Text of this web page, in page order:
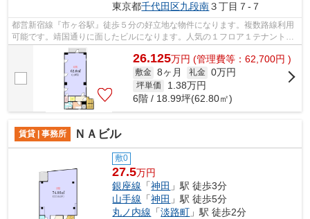
東京都千代田区九段南３丁目７-７
都営新宿線『市ヶ谷駅』徒歩５分の好立地な物件になります。複数路線利用
可能です。靖国通りに面したビルになります。人気の１フロア１テナントで
す。エントランスはオートロックにな...
26.125万円 (管理費等：62,700円 )
敷金 8ヶ月 礼金 0万円
坪単価 1.38万円
6階 / 18.99坪(62.80㎡)
賃貸 | 事務所 ＮＡビル
敷0
27.5万円
銀座線 「神田 」駅 徒歩3分
山手線 「神田 」駅 徒歩5分
丸ノ内線 「淡路町 」駅 徒歩2分